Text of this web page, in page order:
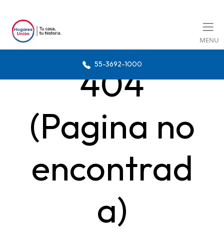
MENU
55-3692-1000
404
(Pagina no
encontrad
a)